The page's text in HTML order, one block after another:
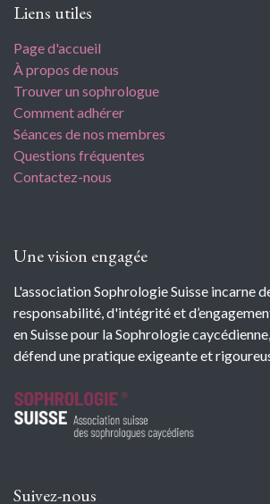
Liens utiles
Page d'accueil
À propos de nous
Trouver un sophrologue
Comment adhérer
Séances de nos membres
Questions fréquentes
Contactez-nous
Une vision engagée
L'association Sophrologie Suisse incarne
responsabilité, d'intégrité et
en Suisse pour la Sophrologie
défend une pratique exigeante et
Suivez-nous